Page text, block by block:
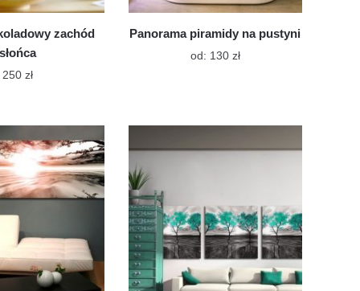
zachód
słońca
250 zł
produkt
ma
wiele
wariantów.
Opcje
można
wybrać
na
stronie
Panorama piramidy na pustyni
od: 130 złTen
wariantów.
stronie
produktu